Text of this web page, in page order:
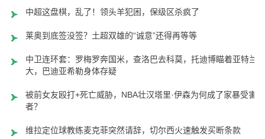
中超这盘棋，乱了！领头羊犯困，保级区杀疯了
莱奥到底签没签？土超双雄的“诚意”还得再等等
中卫连环套：罗梅罗奔国米，查洛巴去科莫，托迪博瞄着亚特兰
大，巴迪亚希勒身体存疑
被前女友殴打+死亡威胁，NBA壮汉塔里·伊森为何成了家暴受害
者？
维拉定位球教练麦克菲突然请辞，切尔西火速触发买断条款